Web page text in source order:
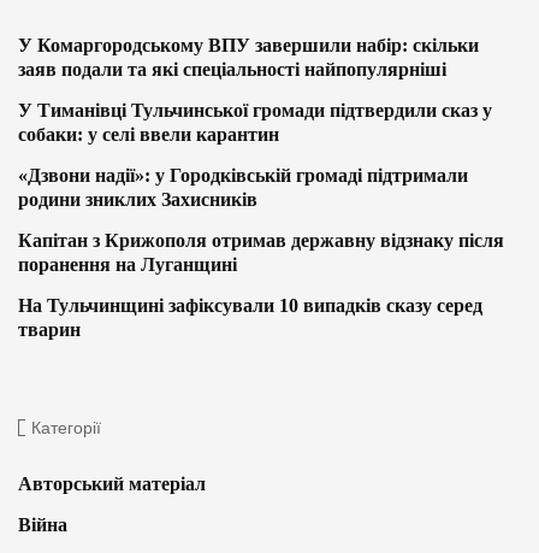
У Комаргородському ВПУ завершили набір: скільки
заяв подали та які спеціальності найпопулярніші
У Тиманівці Тульчинської громади підтвердили сказ у
собаки: у селі ввели карантин
«Дзвони надії»: у Городківській громаді підтримали
родини зниклих Захисників
Капітан з Крижополя отримав державну відзнаку після
поранення на Луганщині
На Тульчинщині зафіксували 10 випадків сказу серед
тварин
Категорії
Авторський матеріал
Війна